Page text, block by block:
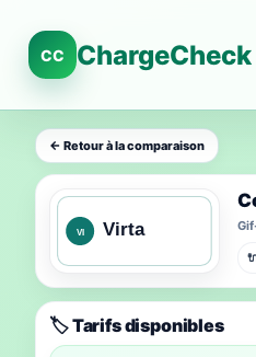
CC ChargeCheck
← Retour à la comparaison
🏷️ Tarifs disponibles